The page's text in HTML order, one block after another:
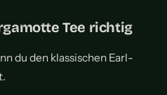
Tee richtig
du den klassischen Earl-